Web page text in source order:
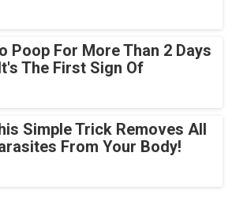
Poop For More Than 2 Days
The First Sign Of
Simple Trick Removes All
From Your Body!